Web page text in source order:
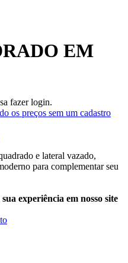
EM
fazer login.
os preços sem um cadastro
e lateral vazado,
para complementar seu
experiência em nosso site